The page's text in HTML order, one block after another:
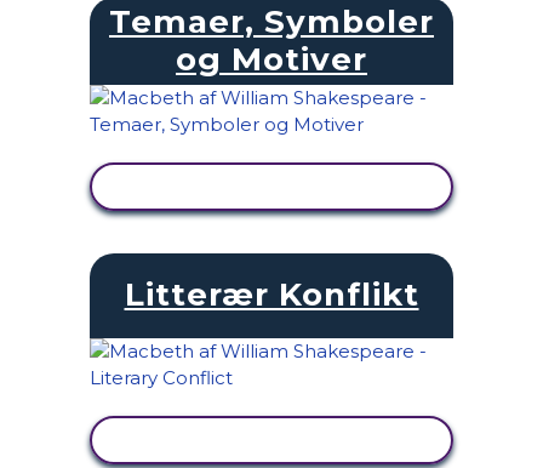
Temaer, Symboler
og Motiver
Litterær Konflikt